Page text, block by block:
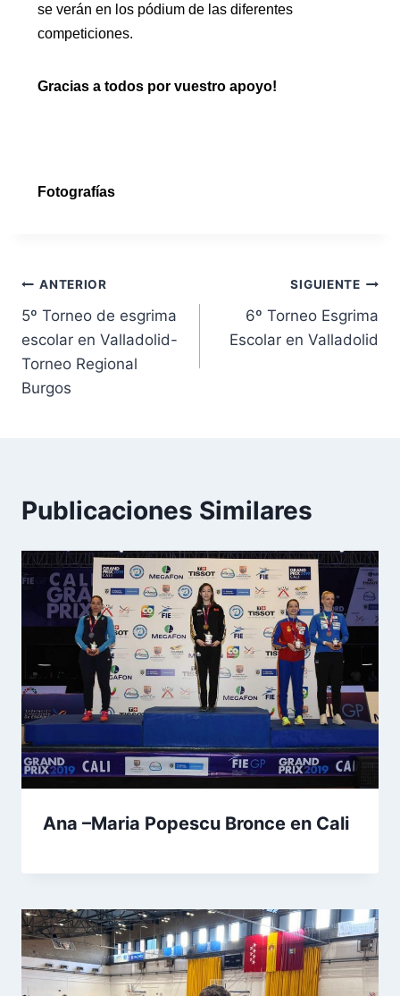
se verán en los pódium de las diferentes
competiciones.
Gracias a todos por vuestro apoyo!
Fotografías
ANTERIOR
5º Torneo de esgrima
escolar en Valladolid-
Torneo Regional
Burgos
SIGUIENTE
6º Torneo Esgrima
Escolar en Valladolid
Publicaciones Similares
Ana –Maria Popescu Bronce en Cali